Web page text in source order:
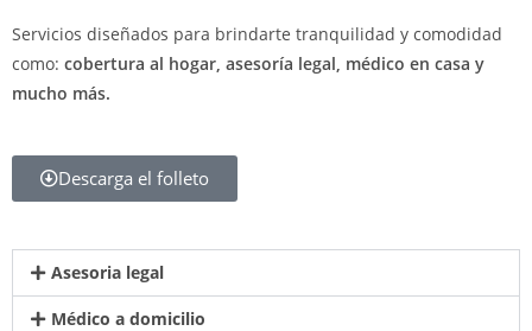
Servicios diseñados para brindarte tranquilidad y comodidad
como: cobertura al hogar, asesoría legal, médico en casa y
mucho más.
Descarga el folleto
Asesoria legal
Médico a domicilio